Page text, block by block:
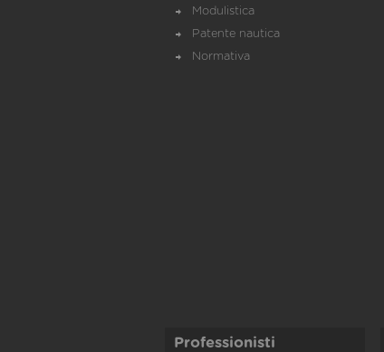
Modulistica
Patente nautica
Normativa
Professionisti